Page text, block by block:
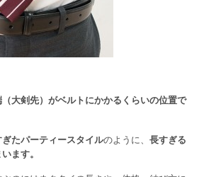
大剣先）がベルトにかかるくらいの位置で
たパーティースタイルのように、 長すぎる
ます。